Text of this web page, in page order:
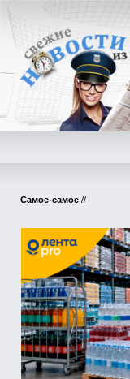
Самое-самое //